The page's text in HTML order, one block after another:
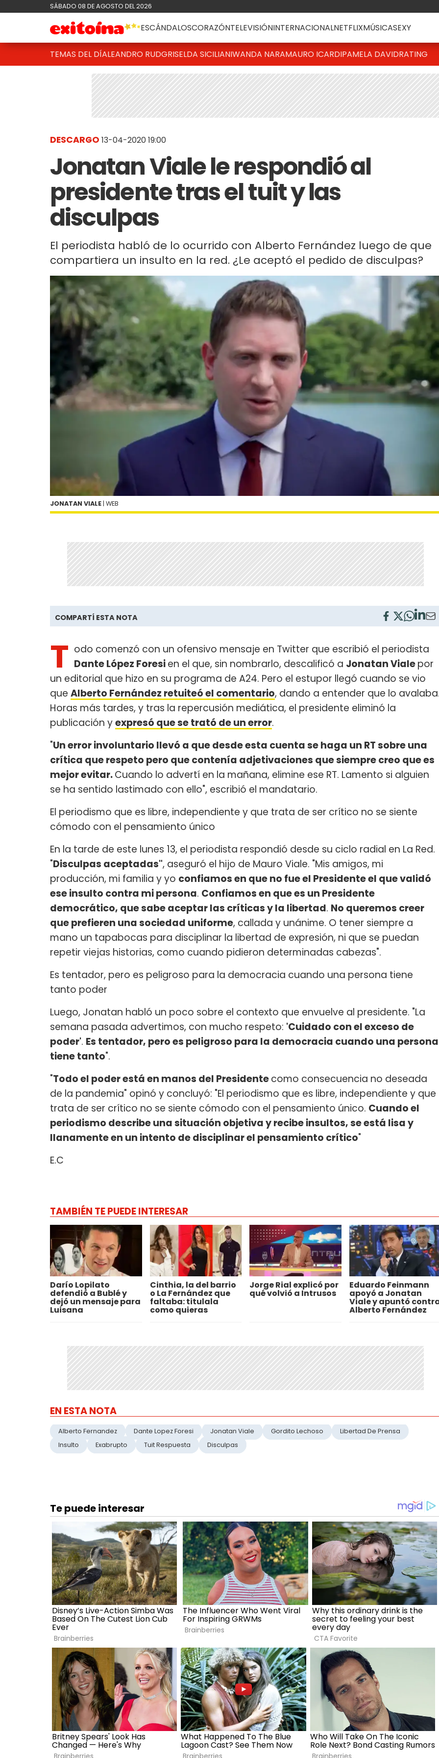
SÁBADO 08 DE AGOSTO DEL 2026
ESCÁNDALOSCORAZÓNTELEVISIÓNINTERNACIONALNETFLIXMÚSICASEXY
TEMAS DEL DÍALEANDRO RUDGRISELDA SICILIANIWANDA NARAMAURO ICARDIPAMELA DAVIDRATING
DESCARGO 13-04-2020 19:00
Jonatan Viale le respondió al
presidente tras el tuit y las
disculpas
El periodista habló de lo ocurrido con Alberto Fernández luego de que
compartiera un insulto en la red. ¿Le aceptó el pedido de disculpas?
JONATAN VIALE | WEB
COMPARTÍ ESTA NOTA
T odo comenzó con un ofensivo mensaje en Twitter que escribió el periodista
Dante López Foresien el que, sin nombrarlo, descalificó a Jonatan Vialepor
un editorial que hizo en su programa de A24. Pero el estupor llegó cuando se vio
que Alberto Fernández retuiteó el comentario, dando a entender que lo
Horas más tardes, y tras la repercusión mediática, el presidente eliminó la
publicación yexpresó que se trató de un error.
"Un error involuntario llevó a que desde esta cuenta se haga un RT sobre una
crítica que respeto pero que contenía adjetivaciones que siempre creo que es
mejor evitar.Cuando lo advertí en la mañana, elimine ese RT. Lamento si alguien
se ha sentido lastimado con ello", escribió el mandatario.
El periodismo que es libre, independiente y que trata de ser crítico no se siente
cómodo con el pensamiento único
En la tarde de este lunes 13, el periodista respondió desde su ciclo radial en La Red.
"Disculpas aceptadas", aseguró el hijo de Mauro Viale. "Mis amigos, mi
producción, mi familia y yo confiamos en que no fue el Presidente el que validó
ese insulto contra mi persona. Confiamos en que es un Presidente
democrático, que sabe aceptar las críticas y la libertad. No queremos creer
que prefieren una sociedad uniforme, callada y unánime. O tener siempre a
mano un tapabocas para disciplinar la libertad de expresión, ni que se puedan
repetir viejas historias, como cuando pidieron determinadas cabezas".
Es tentador, pero es peligroso para la democracia cuando una persona tiene
tanto poder
Luego, Jonatan habló un poco sobre el contexto que envuelve al presidente. "La
semana pasada advertimos, con mucho respeto: 'Cuidado con el exceso de
poder'. Es tentador, pero es peligroso para la democracia cuando una persona
tiene tanto".
"Todo el poder está en manos del Presidentecomo consecuencia no deseada
de la pandemia" opinó y concluyó: "El periodismo que es libre, independiente y que
trata de ser crítico no se siente cómodo con el pensamiento único. Cuando el
periodismo describe una situación objetiva y recibe insultos, se está lisa y
llanamente en un intento de disciplinar el pensamiento crítico"
E.C
TAMBIÉN TE PUEDE INTERESAR
Darío Lopilato
defendió a Bublé y
dejó un mensaje para
Luisana
Cinthia, la del barrio
o La Fernández que
faltaba: titulala
como quieras
Jorge Rial explicó por
qué volvió a Intrusos
Eduardo Feinmann
apoyó a Jonatan
Viale y apuntó
Alberto Fernández
EN ESTA NOTA
Alberto Fernandez Dante Lopez Foresi Jonatan Viale Gordito Lechoso
Libertad De Prensa
Insulto
Exabrupto Tuit Respuesta Disculpas